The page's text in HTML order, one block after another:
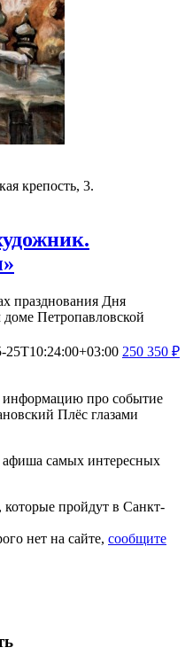
крепость, 3.
празднования Дня
Петропавловской
25T10:24:00+03:00 250 350 ₽
про событие
Плёс глазами
самых интересных
пройдут в Санкт-
нет на сайте, сообщите